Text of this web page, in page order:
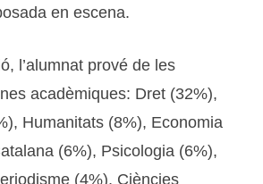
en escena.
l’alumnat prové de les
acadèmiques: Dret (32%),
Humanitats (8%), Economia
(6%), Psicologia (6%),
(4%), Ciències